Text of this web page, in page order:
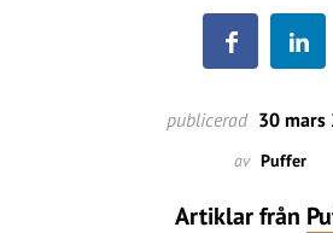
publicerad 30 mars
av Puffer
Artiklar från